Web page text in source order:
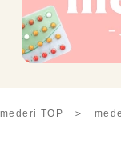
mederi TOP